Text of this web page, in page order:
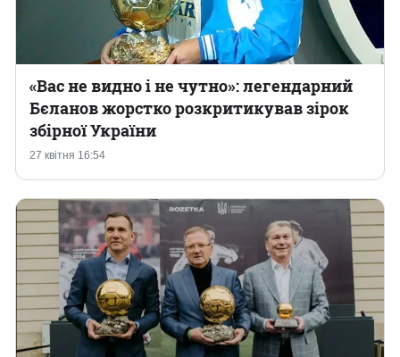
27 квітня 16:54
«Вас не видно і не чутно»: легендарний
Бєланов жорстко розкритикував зірок
збірної України